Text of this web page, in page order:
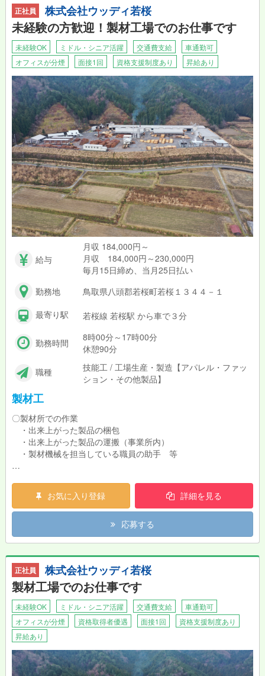
正社員 株式会社ウッディ若桜
未経験の方歓迎！製材工場でのお仕事です
未経験OK ミドル・シニア活躍 交通費支給
車通勤可
オフィスが分煙
面接1回 資格支援制度あり 昇給あり
給与
月収 184,000円～
月収 184,000円～230,000円
毎月15日締め、当月25日払い
勤務地
鳥取県八頭郡若桜町若桜１３４４－１
最寄り駅
若桜線 若桜駅 から車で３分
勤務時間
8時00分～17時00分
休憩90分
職種
技能工 / 工場生産・製造【アパレル・ファッ
ション・その他製品】
製材工
〇製材所での作業
・出来上がった製品の梱包
・出来上がった製品の運搬（事業所内）
・製材機械を担当している職員の助手 等
最初は先輩職員と組んで仕事を覚えて頂きます。
お気に入り登録 詳細を見る
応募する
正社員 株式会社ウッディ若桜
製材工場でのお仕事です
未経験OK ミドル・シニア活躍 交通費支給
車通勤可
オフィスが分煙
資格取得者優遇 面接1回
資格支援制度あり
昇給あり